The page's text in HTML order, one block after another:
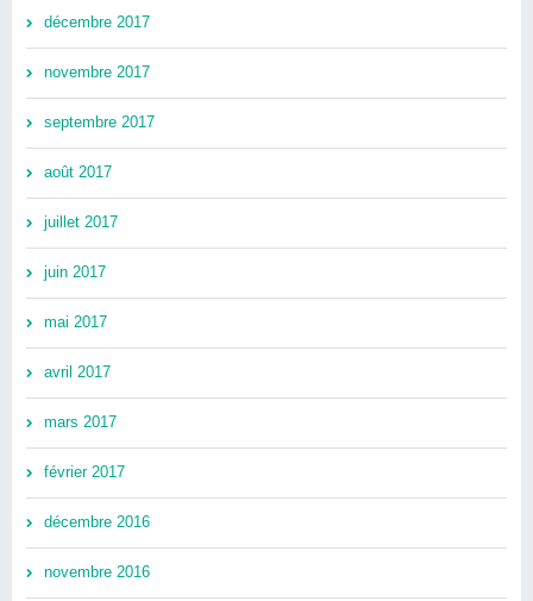
décembre 2017
novembre 2017
septembre 2017
août 2017
juillet 2017
juin 2017
mai 2017
avril 2017
mars 2017
février 2017
décembre 2016
novembre 2016